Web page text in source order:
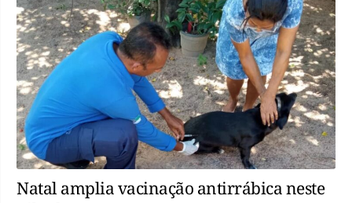
Natal amplia vacinação antirrábica neste